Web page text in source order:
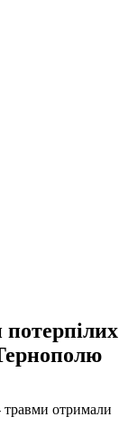
травми отримали